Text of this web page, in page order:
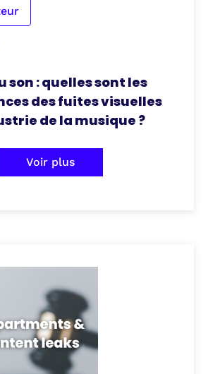
son : quelles sont les
des fuites visuelles
de la musique ?
Voir plus